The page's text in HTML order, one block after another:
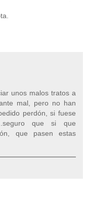
unos malos tratos a
mal, pero no han
perdón, si fuese
que si que
que pasen estas